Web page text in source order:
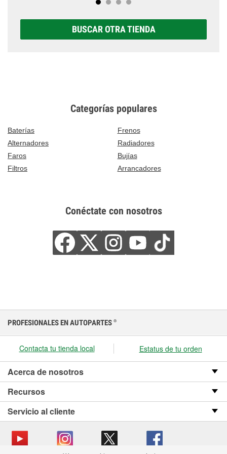
BUSCAR OTRA TIENDA
Categorías populares
Baterías
Frenos
Alternadores
Radiadores
Faros
Bujías
Filtros
Arrancadores
Conéctate con nosotros
PROFESIONALES EN AUTOPARTES ®
Contacta tu tienda local Estatus de tu orden
Acerca de nosotros
Recursos
Servicio al cliente